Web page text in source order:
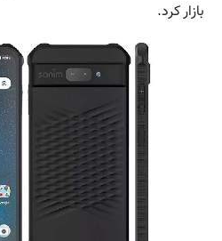
بازار کرد.